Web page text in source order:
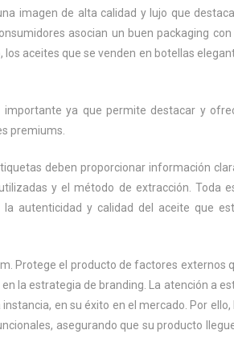
imagen de alta calidad y lujo que
asocian un buen packaging con
aceites que se venden en botellas
importante ya que permite destacar y
premiums.
deben proporcionar información
y el método de extracción. Toda
autenticidad y calidad del aceite que
Protege el producto de factores externos
la estrategia de branding. La atención a
en su éxito en el mercado. Por ello,
asegurando que su producto